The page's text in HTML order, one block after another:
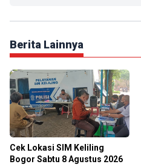
Berita Lainnya
Cek Lokasi SIM Keliling
Bogor Sabtu 8 Agustus 2026